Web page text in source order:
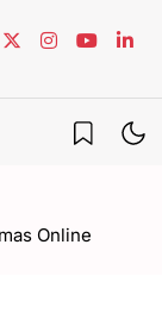
Online